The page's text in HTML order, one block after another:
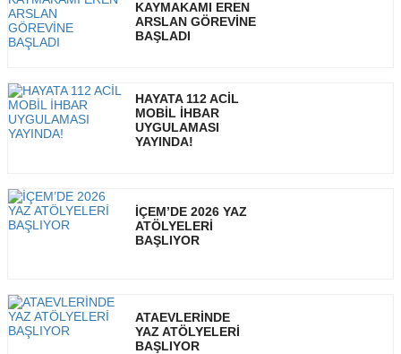
KAYMAKAMI EREN
ARSLAN GÖREVİNE
BAŞLADI
HAYATA 112 ACİL
MOBİL İHBAR
UYGULAMASI
YAYINDA!
İÇEM’DE 2026 YAZ
ATÖLYELERİ
BAŞLIYOR
ATAEVLERİNDE
YAZ ATÖLYELERİ
BAŞLIYOR